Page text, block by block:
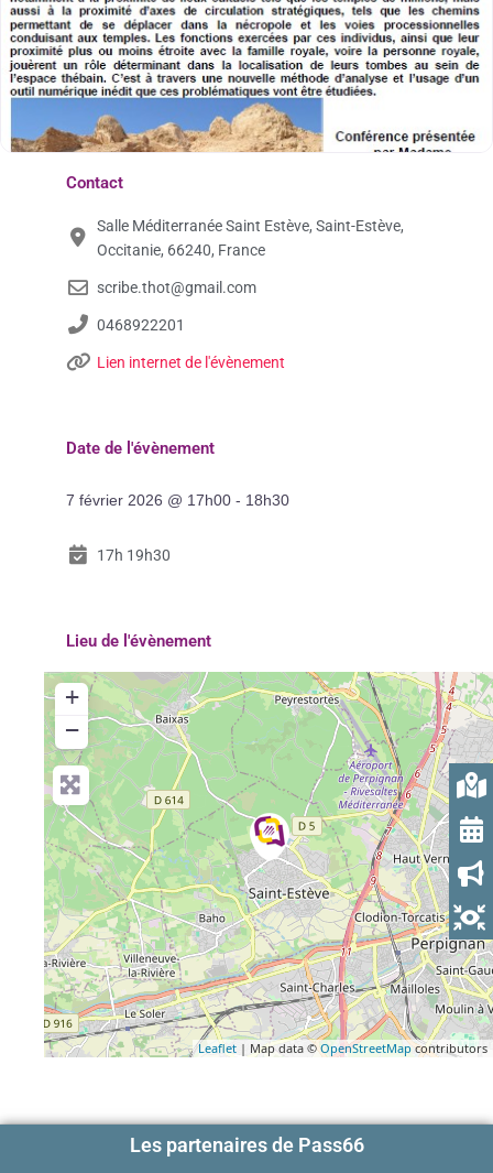
Contact
Salle Méditerranée Saint Estève, Saint-Estève,
Occitanie, 66240, France
scribe.thot@gmail.com
0468922201
Lien internet de l'évènement
Date de l'évènement
7 février 2026 @ 17h00 - 18h30
17h 19h30
Lieu de l'évènement
+
−
Leaflet | Map data ©OpenStreetMapcontributors
Les partenaires de Pass66